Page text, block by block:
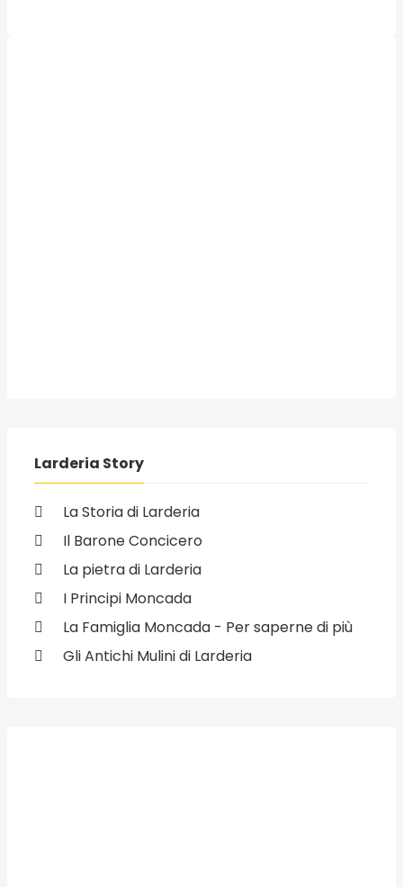
Larderia Story
La Storia di Larderia
Il Barone Concicero
La pietra di Larderia
I Principi Moncada
La Famiglia Moncada - Per saperne di più
Gli Antichi Mulini di Larderia